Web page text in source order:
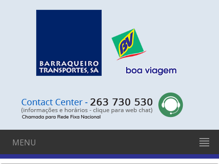
MENU